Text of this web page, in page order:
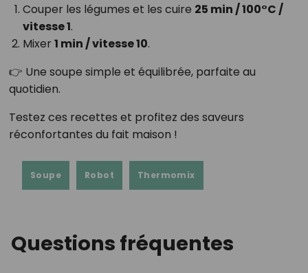
Couper les légumes et les cuire 25 min / 100°C /
vitesse 1.
Mixer 1 min / vitesse 10.
👉 Une soupe simple et équilibrée, parfaite au
quotidien.
Testez ces recettes et profitez des saveurs
réconfortantes du fait maison !
Soupe Robot Thermomix
Questions fréquentes